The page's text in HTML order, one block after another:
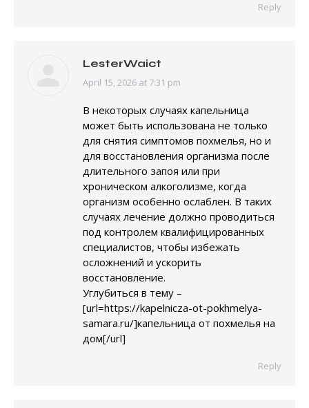
Reply
LesterWaict
says:
April 15, 2026 at 7:31 pm
В некоторых случаях капельница
может быть использована не только
для снятия симптомов похмелья, но и
для восстановления организма после
длительного запоя или при
хроническом алкоголизме, когда
организм особенно ослаблен. В таких
случаях лечение должно проводиться
под контролем квалифицированных
специалистов, чтобы избежать
осложнений и ускорить
восстановление.
Углубиться в тему –
[url=https://kapelnicza-ot-pokhmelya-
samara.ru/]капельница от похмелья на
дом[/url]
Reply